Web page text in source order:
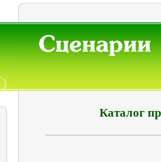
Каталог